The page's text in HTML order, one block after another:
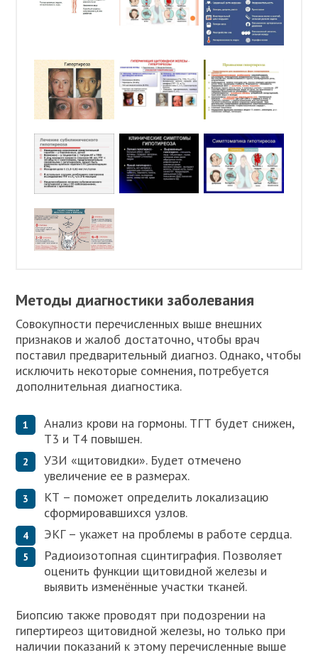
Методы диагностики заболевания
Совокупности перечисленных выше внешних
признаков и жалоб достаточно, чтобы врач
поставил предварительный диагноз. Однако, чтобы
исключить некоторые сомнения, потребуется
дополнительная диагностика.
Анализ крови на гормоны. ТГТ будет снижен,
Т3 и Т4 повышен.
УЗИ «щитовидки». Будет отмечено
увеличение ее в размерах.
КТ – поможет определить локализацию
сформировавшихся узлов.
ЭКГ – укажет на проблемы в работе сердца.
Радиоизотопная сцинтиграфия. Позволяет
оценить функции щитовидной железы и
выявить изменённые участки тканей.
Биопсию также проводят при подозрении на
гипертиреоз щитовидной железы, но только при
наличии показаний к этому перечисленные выше